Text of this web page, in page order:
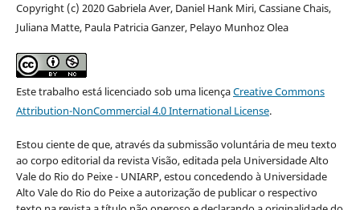
Copyright (c) 2020 Gabriela Aver, Daniel Hank Miri, Cassiane Chais,
Juliana Matte, Paula Patricia Ganzer, Pelayo Munhoz Olea
Este trabalho está licenciado sob uma licençaCreative Commons
Attribution-NonCommercial 4.0 International License.
Estou ciente de que, através da submissão voluntária de meu texto
ao corpo editorial da revista Visão, editada pela Universidade Alto
Vale do Rio do Peixe - UNIARP, estou concedendo à Universidade
Alto Vale do Rio do Peixe a autorização de publicar o respectivo